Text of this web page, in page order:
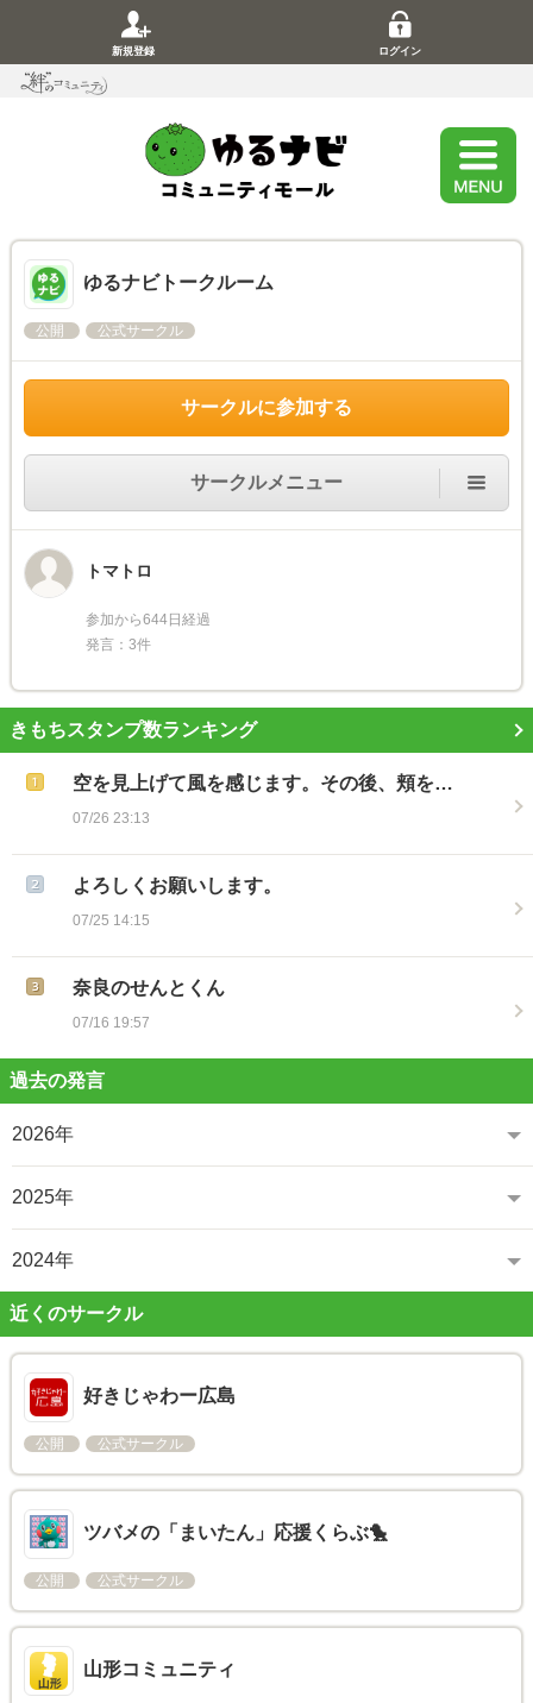
新規登録 ログイン
ゆるナビトークルーム
公開 公式サークル
サークルに参加する
サークルメニュー
トマトロ
参加から644日経過
発言：3件
きもちスタンプ数ランキング
空を見上げて風を感じます。その後、頬を…
07/26 23:13
よろしくお願いします。
07/25 14:15
奈良のせんとくん
07/16 19:57
過去の発言
2026年
2025年
2024年
近くのサークル
好きじゃわー広島
公開 公式サークル
ツバメの「まいたん」応援くらぶ🐤
公開 公式サークル
山形コミュニティ